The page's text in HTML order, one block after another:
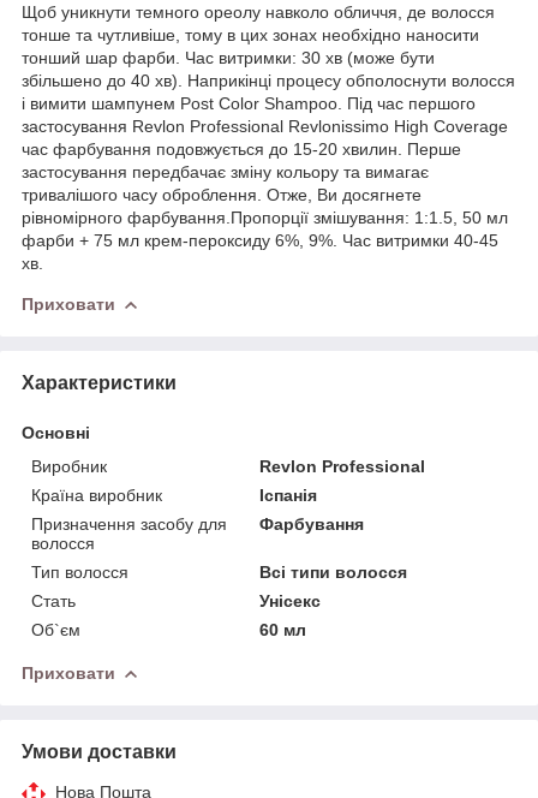
Щоб уникнути темного ореолу навколо обличчя, де волосся
тонше та чутливіше, тому в цих зонах необхідно наносити
тонший шар фарби. Час витримки: 30 хв (може бути
збільшено до 40 хв). Наприкінці процесу обполоснути волосся
і вимити шампунем Post Color Shampoo. Під час першого
застосування Revlon Professional Revlonissimo High Coverage
час фарбування подовжується до 15-20 хвилин. Перше
застосування передбачає зміну кольору та вимагає
тривалішого часу оброблення. Отже, Ви досягнете
рівномірного фарбування.Пропорції змішування: 1:1.5, 50 мл
фарби + 75 мл крем-пероксиду 6%, 9%. Час витримки 40-45
хв.
Приховати
Характеристики
Основні
Виробник
Revlon Professional
Країна виробник
Іспанія
Призначення засобу для
волосся
Фарбування
Тип волосся
Всі типи волосся
Стать
Унісекс
Об`єм
60 мл
Приховати
Умови доставки
Нова Пошта